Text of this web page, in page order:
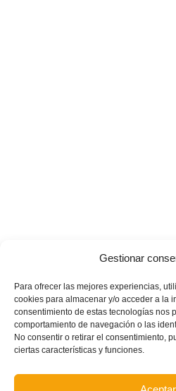
Gestionar
Para ofrecer las mejores experiencias,
cookies para almacenar y/o acceder a la
consentimiento de estas tecnologías nos
comportamiento de navegación o las
No consentir o retirar el consentimiento,
ciertas características y funciones.
POSTS RECIENTES
Ferran Torres se da un
en el embajador de la